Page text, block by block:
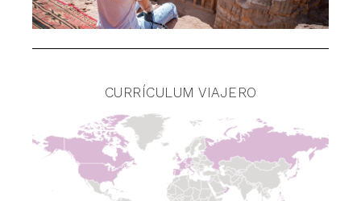
CURRÍCULUM VIAJERO